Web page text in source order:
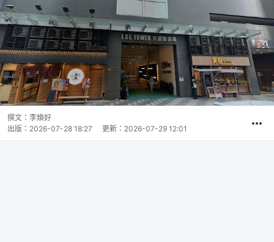
撰文： 李煥好
出版： 2026-07-28 18:27 更新： 2026-07-29 12:01